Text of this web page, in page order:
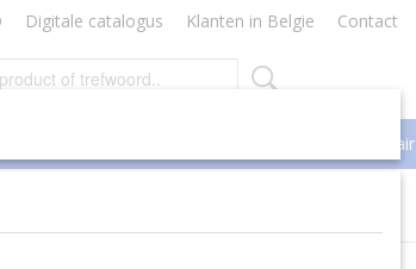
Digitale catalogus Klanten in Belgie Contact
Facilitair